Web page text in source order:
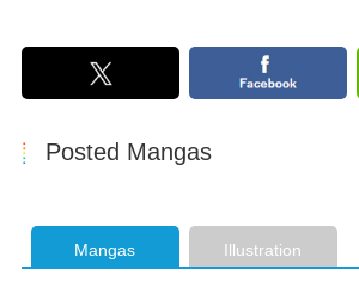
Posted Mangas
Mangas Illustration